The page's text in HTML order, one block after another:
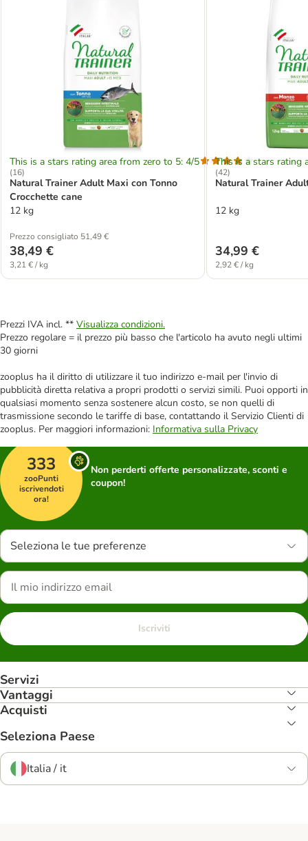
This is a stars rating area from zero to 5: 4/5
(16)
Natural Trainer Adult Maxi con Tonno
Crocchette cane
12 kg
Prezzo consigliato 51,49 €
38,49 €
3,21 € / kg
This is a stars rating
(42)
Natural Trainer
12 kg
34,99 €
2,92 € / kg
Prezzi IVA incl. ** Visualizza condizioni.
Prezzo regolare = il prezzo più basso che l'articolo ha avuto negli ultimi
30 giorni
zooplus ha il diritto di utilizzare il tuo indirizzo e-mail per l'invio di
pubblicità diretta relativa a propri prodotti o servizi simili. Puoi opporti in
qualsiasi momento senza sostenere alcun costo, se non quelli di
trasmissione secondo le tariffe di base, contattando il Servizio Clienti di
zooplus. Per maggiori informazioni: Informativa sulla Privacy
333
zooPunti
iscrivendoti
ora!
Non perderti offerte personalizzate, sconti e
coupon!
Seleziona le tue preferenze
Iscriviti
Servizi
Vantaggi
Acquisti
Seleziona Paese
Italia / it